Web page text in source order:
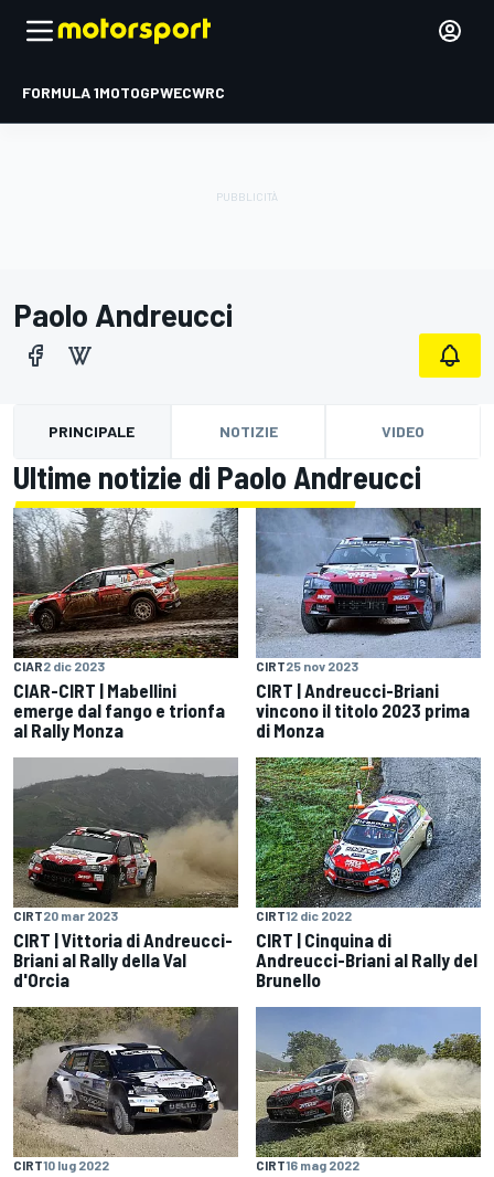
FORMULA 1MOTOGPWECWRC
Paolo Andreucci
PRINCIPALE NOTIZIE VIDEO
Ultime notizie di Paolo Andreucci
CIAR2 dic 2023
CIAR-CIRT | Mabellini
emerge dal fango e trionfa
al Rally Monza
CIRT25 nov 2023
CIRT | Andreucci-Briani
vincono il titolo 2023 prima
di Monza
CIRT20 mar 2023
CIRT | Vittoria di Andreucci-
Briani al Rally della Val
d'Orcia
CIRT12 dic 2022
CIRT | Cinquina di
Andreucci-Briani al Rally del
Brunello
CIRT10 lug 2022 CIRT16 mag 2022